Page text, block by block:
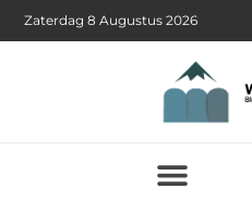
Zaterdag 8 Augustus 2026